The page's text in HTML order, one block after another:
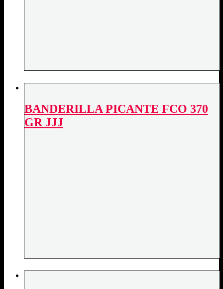
BANDERILLA PICANTE FCO 370
GR JJJ